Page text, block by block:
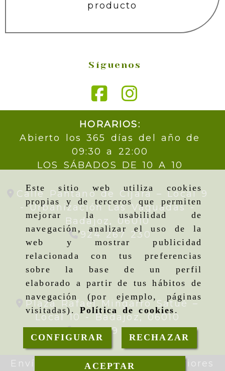
Este sitio web utiliza cookies
propias y de terceros que permiten
mejorar la usabilidad de
navegación, analizar el uso de la
web y mostrar publicidad
relacionada con tus preferencias
sobre la base de un perfil
elaborado a partir de tus hábitos de
navegación (por ejemplo, páginas
visitadas). Política de cookies .
CONFIGURAR RECHAZAR
ACEPTAR
producto
Síguenos
HORARIOS:
Abierto los 365 días del año de
09:30 a 22:00
LOS SÁBADOS DE 10 A 10
Calle Pantano de Cijara – Local 9
- Urbanización Las Vaguadas -
Badajoz, 06010
924 267 230
Plaza Rafael Mingarro Satué –
Local 10 -
Badajoz, 06010
924 09 19 95
Envíos gratis en pedidos superiores